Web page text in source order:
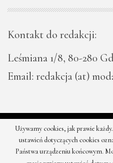
Kontakt do redakcji:
Leśmiana 1/8, 80-280
Email: redakcja (at)
© 2026 - Moda - najnowsze
prawa
Używamy cookies, jak prawie
ustawień dotyczących cookies
Państwa urządzeniu końcowym.